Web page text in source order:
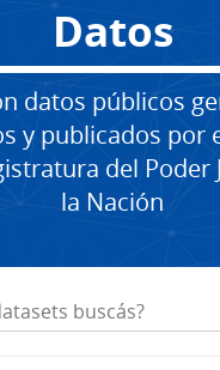
Datos
datos públicos
y publicados por
del Poder
la Nación